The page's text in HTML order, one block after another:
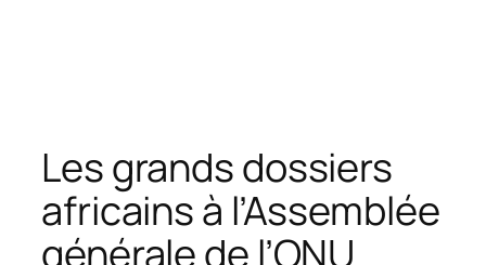
Les grands dossiers
africains à l’Assemblée
générale de l’ONU